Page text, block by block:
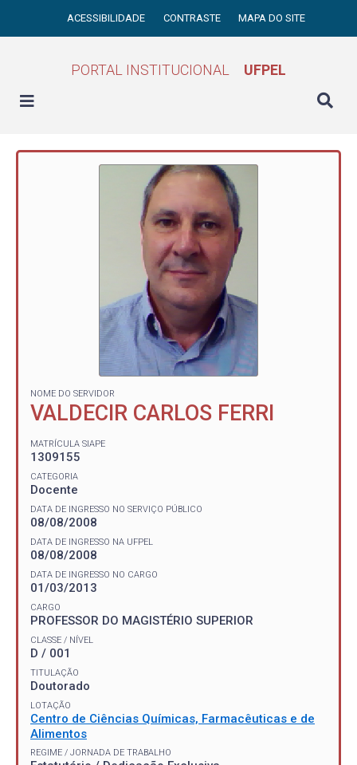
ACESSIBILIDADE CONTRASTE MAPA DO SITE
PORTAL INSTITUCIONAL UFPEL
NOME DO SERVIDOR
VALDECIR CARLOS FERRI
MATRÍCULA SIAPE
1309155
CATEGORIA
Docente
DATA DE INGRESSO NO SERVIÇO PÚBLICO
08/08/2008
DATA DE INGRESSO NA UFPEL
08/08/2008
DATA DE INGRESSO NO CARGO
01/03/2013
CARGO
PROFESSOR DO MAGISTÉRIO SUPERIOR
CLASSE / NÍVEL
D / 001
TITULAÇÃO
Doutorado
LOTAÇÃO
Centro de Ciências Químicas, Farmacêuticas e de
Alimentos
REGIME / JORNADA DE TRABALHO